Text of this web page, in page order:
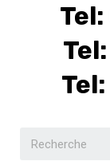
Tel:
Tel:
Tel: